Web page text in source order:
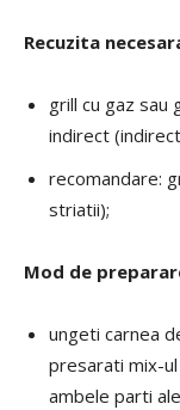
Recuzita
grill cu gaz
indirect
recomandare:
striatii);
Mod de
ungeti carnea
presarati mix-
ambele parti